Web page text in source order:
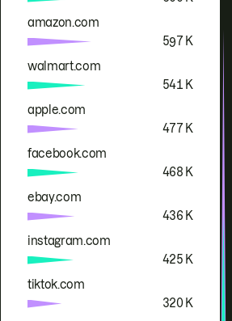
amazon.com
597 K
walmart.com
541 K
apple.com
477 K
facebook.com
468 K
ebay.com
436 K
instagram.com
425 K
tiktok.com
320 K